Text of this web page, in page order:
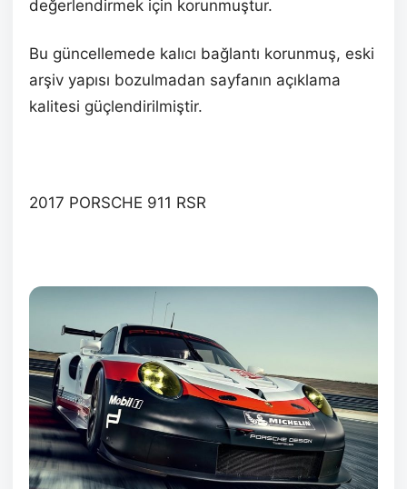
değerlendirmek için korunmuştur.
Bu güncellemede kalıcı bağlantı korunmuş, eski
arşiv yapısı bozulmadan sayfanın açıklama
kalitesi güçlendirilmiştir.
2017 PORSCHE 911 RSR